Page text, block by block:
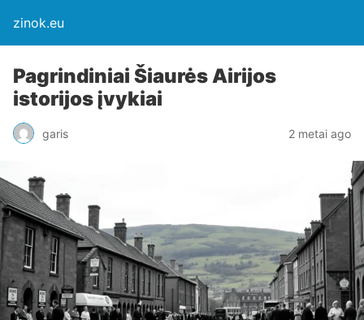
zinok.eu
Pagrindiniai Šiaurės Airijos
istorijos įvykiai
garis 2 metai ago